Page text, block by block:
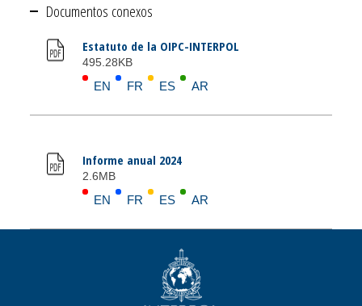
Documentos conexos
Estatuto de la OIPC-INTERPOL
495.28KB
EN FR ES AR
Informe anual 2024
2.6MB
EN FR ES AR